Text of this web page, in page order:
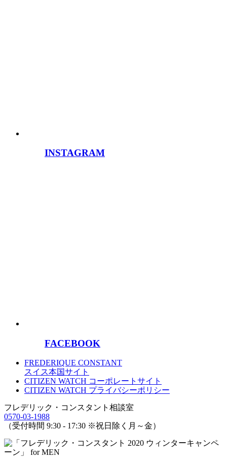
INSTAGRAM
FACEBOOK
FREDERIQUE CONSTANT
スイス本国サイト
CITIZEN WATCH コーポレートサイト
CITIZEN WATCH プライバシーポリシー
フレデリック・コンスタント相談室
0570-03-1988
（受付時間 9:30 - 17:30 ※祝日除く月～金）